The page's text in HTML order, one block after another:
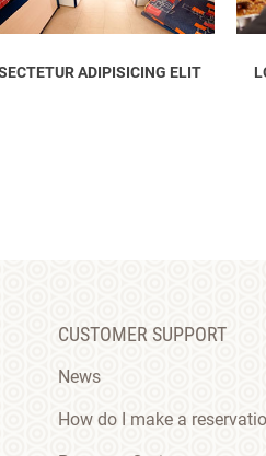
IPSUM DOLOR SIT AMET
CUSTOMER SUPPORT
News
How do I make a